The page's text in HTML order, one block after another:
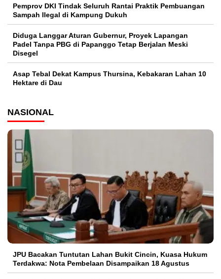
Pemprov DKI Tindak Seluruh Rantai Praktik Pembuangan
Sampah Ilegal di Kampung Dukuh
Diduga Langgar Aturan Gubernur, Proyek Lapangan
Padel Tanpa PBG di Papanggo Tetap Berjalan Meski
Disegel
Asap Tebal Dekat Kampus Thursina, Kebakaran Lahan 10
Hektare di Dau
NASIONAL
JPU Bacakan Tuntutan Lahan Bukit Cincin, Kuasa Hukum
Terdakwa: Nota Pembelaan Disampaikan 18 Agustus